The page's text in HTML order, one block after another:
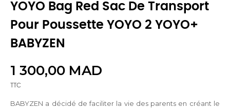
YOYO Bag Red Sac De Transport
Pour Poussette YOYO 2 YOYO+
BABYZEN
1 300,00 MAD
TTC
BABYZEN a décidé de faciliter la vie des parents en créant le